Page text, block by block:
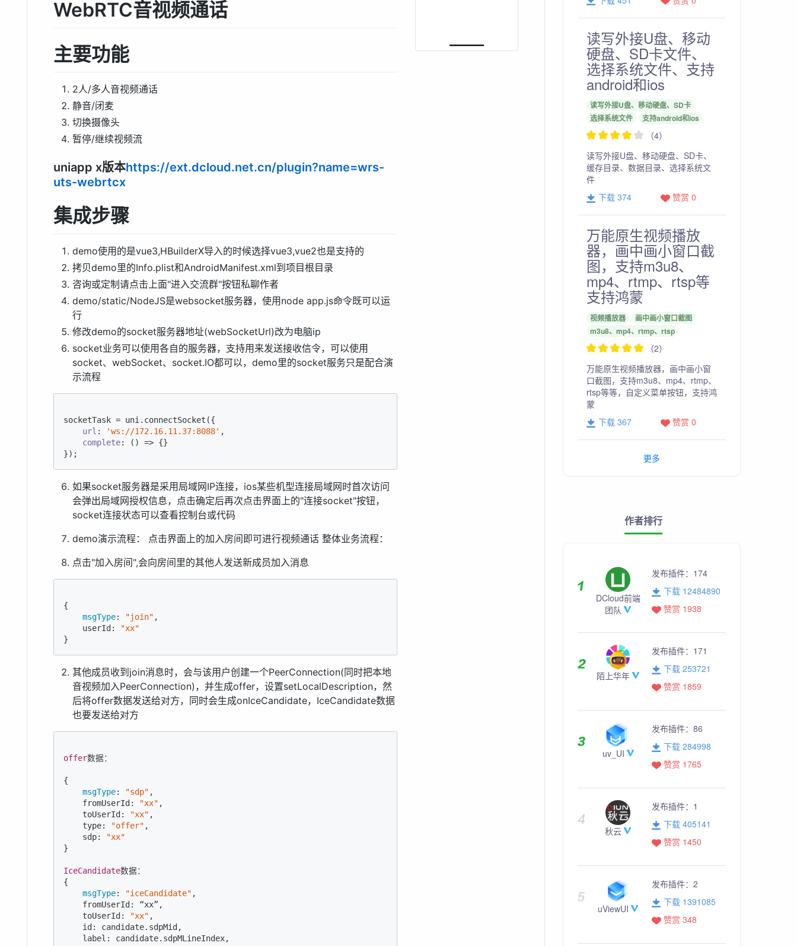
WebRTC音视频通话
主要功能
2人/多人音视频通话
静音/闭麦
切换摄像头
暂停/继续视频流
uniapp x版本https://ext.dcloud.net.cn/plugin?name=wrs-
uts-webrtcx
集成步骤
demo使用的是vue3,HBuilderX导入的时候选择vue3,vue2也是支持的
拷贝demo里的Info.plist和AndroidManifest.xml到项目根目录
咨询或定制请点击上面"进入交流群"按钮私聊作者
demo/static/NodeJS是websocket服务器，使用node app.js命令既可以运
行
修改demo的socket服务器地址(webSocketUrl)改为电脑ip
socket业务可以使用各自的服务器，支持用来发送接收信令，可以使用
socket、webSocket、socket.IO都可以，demo里的socket服务只是配合演
示流程
socketTask = uni.connectSocket({
url : 'ws://172.16.11.37:8088' ,
complete: () => {}
如果socket服务器是采用局域网IP连接，ios某些机型连接局域网时首次访问
会弹出局域网授权信息，点击确定后再次点击界面上的"连接socket"按钮，
socket连接状态可以查看控制台或代码
demo演示流程： 点击界面上的加入房间即可进行视频通话 整体业务流程：
点击"加入房间",会向房间里的其他人发送新成员加入消息
{
msgType: "join" ,
    userId:
"xx"
其他成员收到join消息时，会与该用户创建一个PeerConnection(同时把本地
音视频加入PeerConnection)，并生成offer，设置setLocalDescription，然
后将offer数据发送给对方，同时会生成onIceCandidate，IceCandidate数据
也要发送给对方
offer数据：
{
msgType: "sdp" ,
    fromUserId:
"xx" ,
    toUserId:
"xx" ,
    type:
"offer" ,
    sdp:
"xx"
}
IceCandidate数据：
{
msgType: "iceCandidate" ,
    fromUserId: “xx”,
    toUserId:
"xx" ,
    id: candidate.sdpMid,
    label: candidate.sdpMLineIndex,
读写外接U盘、移动
硬盘、SD卡文件、
选择系统文件、支持
android和ios
读写外接U盘、移动硬盘、SD卡
选择系统文件
支持android和ios
（4）
读写外接U盘、移动硬盘、SD卡、
缓存目录、数据目录、选择系统文
件
下载 374
赞赏 0
万能原生视频播放
器，画中画小窗口截
图，支持m3u8、
mp4、rtmp、rtsp等
支持鸿蒙
视频播放器
画中画小窗口截图
m3u8、mp4、rtmp、rtsp
（2）
万能原生视频播放器，画中画小窗
口截图，支持m3u8、mp4、rtmp、
rtsp等等，自定义菜单按钮，支持鸿
蒙
下载 367
赞赏 0
更多
作者排行
DCloud前端
团队
发布插件： 174
下载 12484890
赞赏 1938
陌上华年
发布插件： 171
下载 253721
赞赏 1859
uv_UI
发布插件： 86
下载 284998
赞赏 1765
秋云
发布插件： 1
下载 405141
赞赏 1450
uViewUI
发布插件： 2
下载 1391085
赞赏 348